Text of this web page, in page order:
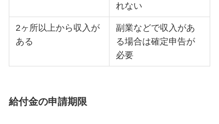
れない
2ヶ所以上から収入が
ある
副業などで収入があ
る場合は確定申告が
必要
給付金の申請期限